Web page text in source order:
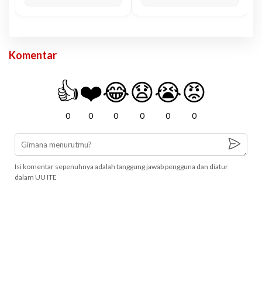
Komentar
👍
0
❤️
0
😂
0
😧
0
😭
0
😡
0
Isi komentar sepenuhnya adalah tanggung jawab pengguna dan diatur
dalam UU ITE